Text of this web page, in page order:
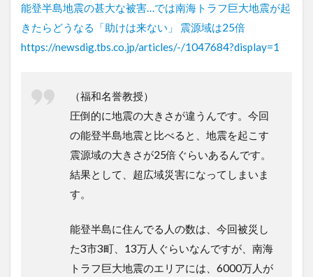
能登半島地震の甚大な被害…では南海トラフ巨大地震が起
きたらどうなる「助けは来ない」 震源域は25倍
https://newsdig.tbs.co.jp/articles/-/1047684?display=1
（福和名誉教授）
圧倒的に地震の大きさが違うんです。今回
の能登半島地震と比べると、地震を起こす
震源域の大きさが25倍ぐらいあるんです。
結果として、超広域災害になってしまいま
す。
能登半島に住んでる人の数は、今回被災し
た3市3町、13万人ぐらいなんですが、南海
トラフ巨大地震のエリアには、6000万人が